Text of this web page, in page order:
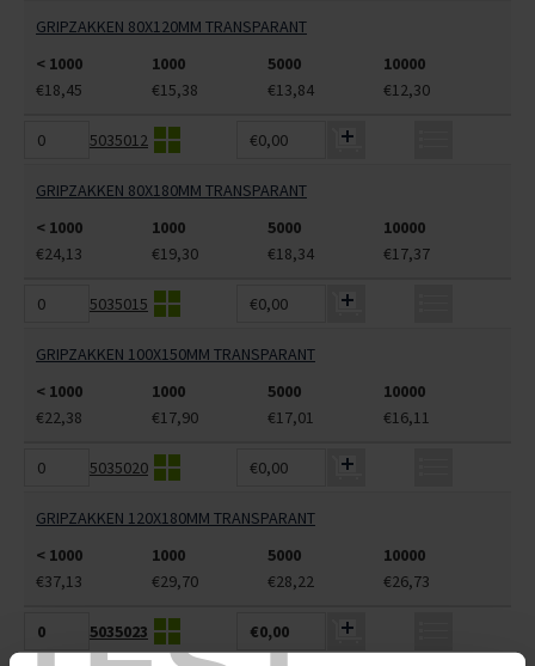
GRIPZAKKEN 80X120MM TRANSPARANT
< 1000
1000 5000
10000
€18,45
€15,38 €13,84 €12,30
5035012 €0,00
GRIPZAKKEN 80X180MM TRANSPARANT
< 1000
1000 5000
10000
€24,13
€19,30 €18,34 €17,37
5035015 €0,00
GRIPZAKKEN 100X150MM TRANSPARANT
< 1000
1000 5000
10000
€22,38
€17,90 €17,01 €16,11
5035020 €0,00
GRIPZAKKEN 120X180MM TRANSPARANT
< 1000
1000 5000
10000
€37,13
€29,70 €28,22 €26,73
5035023 €0,00